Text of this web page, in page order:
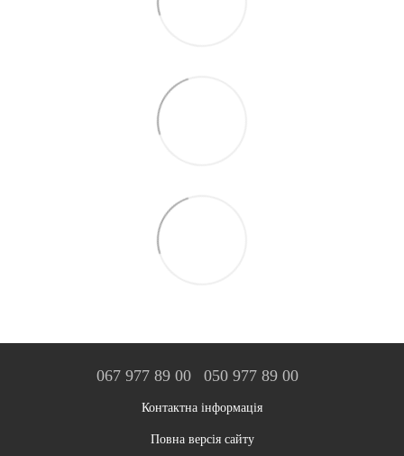
067 977 89 00 050 977 89 00
Контактна інформація
Повна версія сайту